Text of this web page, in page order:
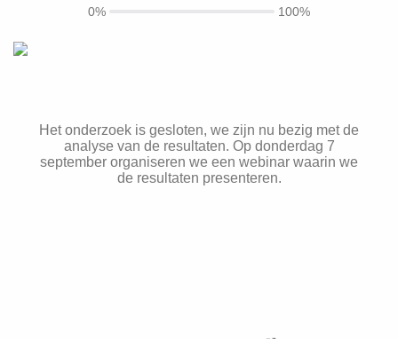
Het onderzoek is gesloten, we zijn nu bezig met de
analyse van de resultaten. Op donderdag 7
september organiseren we een webinar waarin we
de resultaten presenteren.
0% 100%